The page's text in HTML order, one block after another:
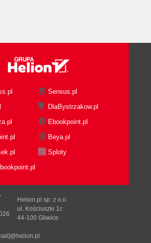
Sensus.pl
DlaBystrzakow.pl
Ebookpoint.pl
Beya.pl
Sploty
Helion.pl sp. z o.o.
ul. Kościuszki 1c
44-100 Gliwice